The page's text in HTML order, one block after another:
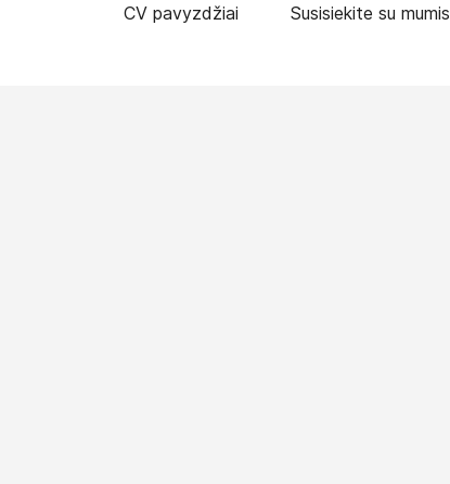
CV pavyzdžiai Susisiekite su mumis